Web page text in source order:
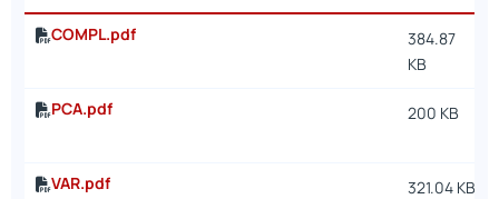
COMPL.pdf
384.87
KB
PCA.pdf 200 KB
VAR.pdf 321.04 KB